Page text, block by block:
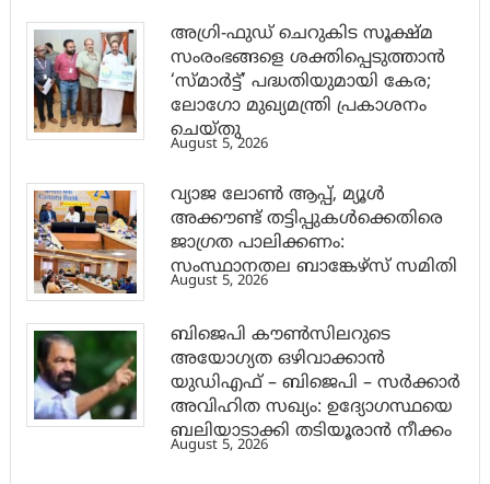
അഗ്രി-ഫുഡ് ചെറുകിട സൂക്ഷ്മ
സംരംഭങ്ങളെ ശക്തിപ്പെടുത്താന്‍
‘സ്മാര്‍ട്ട്’ പദ്ധതിയുമായി കേര;
ലോഗോ മുഖ്യമന്ത്രി പ്രകാശനം
ചെയ്തു
August 5, 2026
വ്യാജ ലോൺ ആപ്പ്, മ്യൂൾ
അക്കൗണ്ട് തട്ടിപ്പുകൾക്കെതിരെ
ജാ​ഗ്രത പാലിക്കണം:
സംസ്ഥാനതല ബാങ്കേഴ്സ് സമിതി
August 5, 2026
ബിജെപി കൗൺസിലറുടെ
അയോഗ്യത ഒഴിവാക്കാൻ
യുഡിഎഫ് – ബിജെപി – സർക്കാർ
അവിഹിത സഖ്യം: ഉദ്യോഗസ്ഥയെ
ബലിയാടാക്കി തടിയൂരാൻ നീക്കം
August 5, 2026